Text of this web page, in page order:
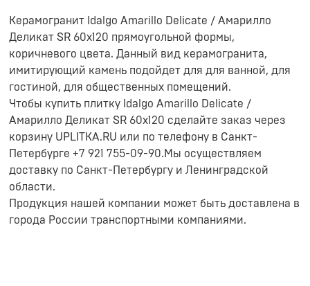
Керамогранит Idalgo Amarillo Delicate / Амарилло
Деликат SR 60x120 прямоугольной формы,
коричневого цвета. Данный вид керамогранита,
имитирующий камень подойдет для для ванной, для
гостиной, для общественных помещений.
Чтобы купить плитку Idalgo Amarillo Delicate /
Амарилло Деликат SR 60x120 сделайте заказ через
корзину UPLITKA.RU или по телефону в Санкт-
Петербурге +7 921 755-09-90.Мы осуществляем
доставку по Санкт-Петербургу и Ленинградской
области.
Продукция нашей компании может быть доставлена в
города России транспортными компаниями.